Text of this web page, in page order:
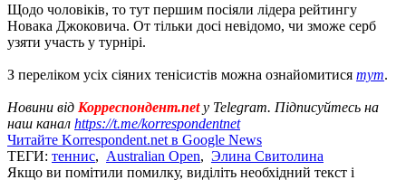
Щодо чоловіків, то тут першим посіяли лідера рейтингу
Новака Джоковича. От тільки досі невідомо, чи зможе серб
узяти участь у турнірі.
З переліком усіх сіяних тенісистів можна ознайомитися тут.
Новини від Корреспондент.netу Telegram. Підписуйтесь на
наш канал https://t.me/korrespondentnet
Читайте Korrespondent.net в Google News
ТЕГИ: теннис, Australian Open, Элина Свитолина
Якщо ви помітили помилку, виділіть необхідний текст і